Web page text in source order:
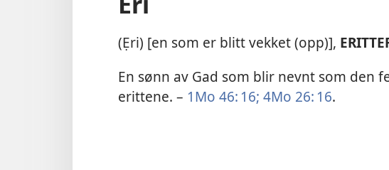
(Ẹri) [en som er blitt vekket (opp)],
En sønn av Gad som blir nevnt som den
erittene. – 1Mo 46: 16; 4Mo 26: 16.